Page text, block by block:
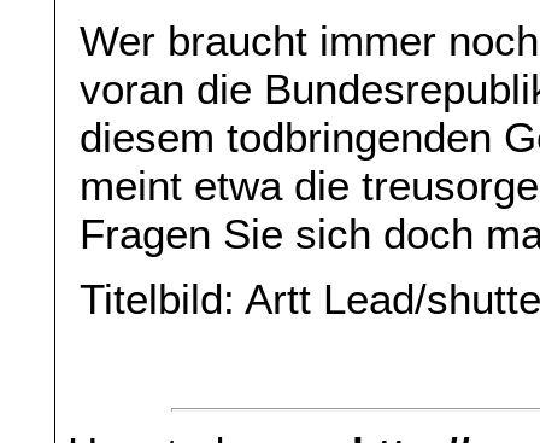
Wer braucht immer
voran die
diesem todbringenden
meint etwa die
Fragen Sie sich doch
Titelbild: Artt Lead/